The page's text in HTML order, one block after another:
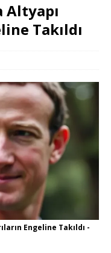
Altyapı
Takıldı
Engeline Takıldı -